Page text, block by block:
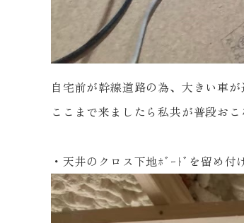
自宅前が幹線道路の為、大きい車
ここまで来ましたら私共が普段お
・天井のクロス下地ﾎﾞｰﾄﾞを留め付